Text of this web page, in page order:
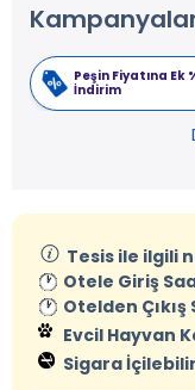
Peşin Fiyatına Ek
İndirim
Tesis ile ilgili
Otele Giriş
Otelden Çıkış
Evcil Hayvan
Sigara